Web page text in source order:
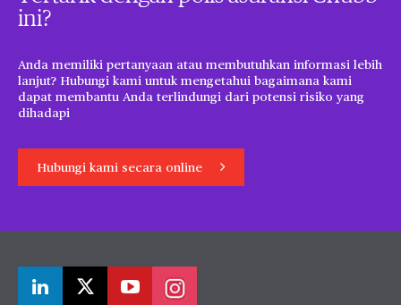
ini?
Anda memiliki pertanyaan atau membutuhkan informasi lebih
lanjut? Hubungi kami untuk mengetahui bagaimana kami
dapat membantu Anda terlindungi dari potensi risiko yang
dihadapi
Hubungi kami secara online